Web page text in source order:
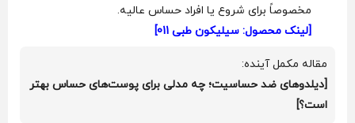
مخصوصاً برای شروع یا افراد حساس عالیه.
[لینک محصول: سیلیکون طبی 011]
مقاله مکمل آینده:
[دیلدوهای ضد حساسیت؛ چه مدلی برای پوست‌های حساس بهتر
است؟]